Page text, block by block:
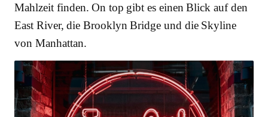
Mahlzeit finden. On top gibt es einen Blick auf den
East River, die Brooklyn Bridge und die Skyline
von Manhattan.